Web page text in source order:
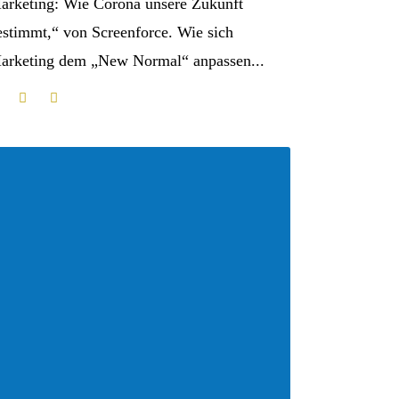
Wie Corona unsere Zukunft
von Screenforce. Wie sich
dem „New Normal“ anpassen...